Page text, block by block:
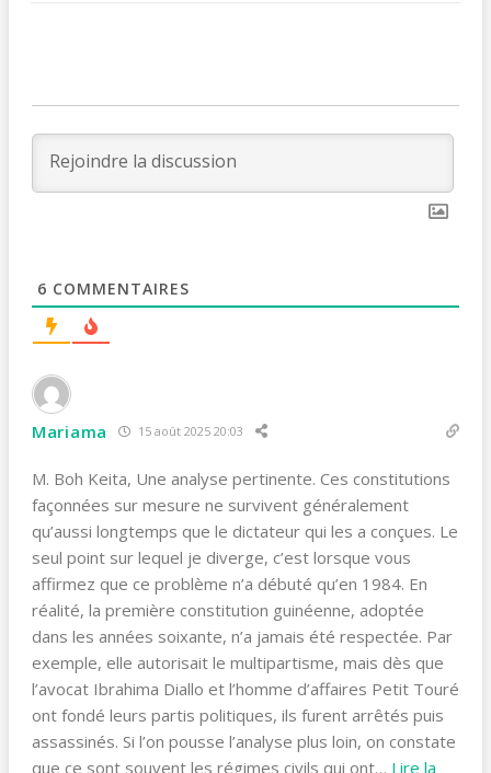
6 COMMENTAIRES
Mariama 15 août 2025 20:03
M. Boh Keita, Une analyse pertinente. Ces constitutions
façonnées sur mesure ne survivent généralement
qu’aussi longtemps que le dictateur qui les a conçues. Le
seul point sur lequel je diverge, c’est lorsque vous
affirmez que ce problème n’a débuté qu’en 1984. En
réalité, la première constitution guinéenne, adoptée
dans les années soixante, n’a jamais été respectée. Par
exemple, elle autorisait le multipartisme, mais dès que
l’avocat Ibrahima Diallo et l’homme d’affaires Petit Touré
ont fondé leurs partis politiques, ils furent arrêtés puis
assassinés. Si l’on pousse l’analyse plus loin, on constate
que ce sont souvent les régimes civils qui ont… Lire la